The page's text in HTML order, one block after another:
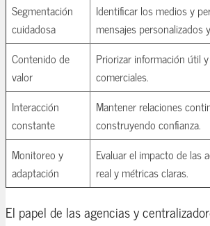
Segmentación
cuidadosa
Identificar los medios y
mensajes personalizados
Contenido de
valor
Priorizar información útil
comerciales.
Interacción
constante
Mantener relaciones
construyendo confianza.
Monitoreo y
adaptación
Evaluar el impacto de las
real y métricas claras.
El papel de las agencias y